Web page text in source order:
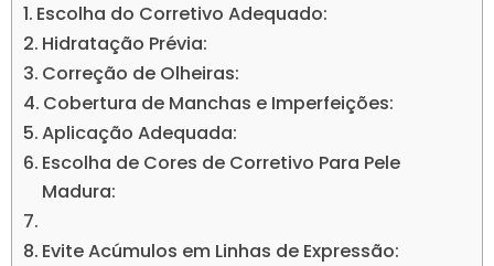
Escolha do Corretivo Adequado:
Hidratação Prévia:
Correção de Olheiras:
Cobertura de Manchas e Imperfeições:
Aplicação Adequada:
Escolha de Cores de Corretivo Para Pele
Madura:
Evite Acúmulos em Linhas de Expressão: